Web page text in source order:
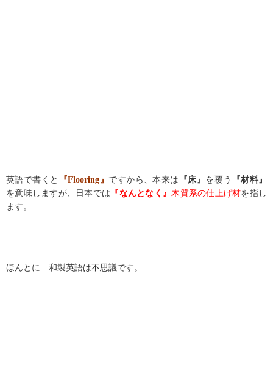
英語で書くと 『Flooring』 ですから、本来は 『床』 を覆う
『材料』
を意味しますが、日本では 『なんとなく』木質系の仕上げ材を指し
ます。
ほんとに 和製英語は不思議です。